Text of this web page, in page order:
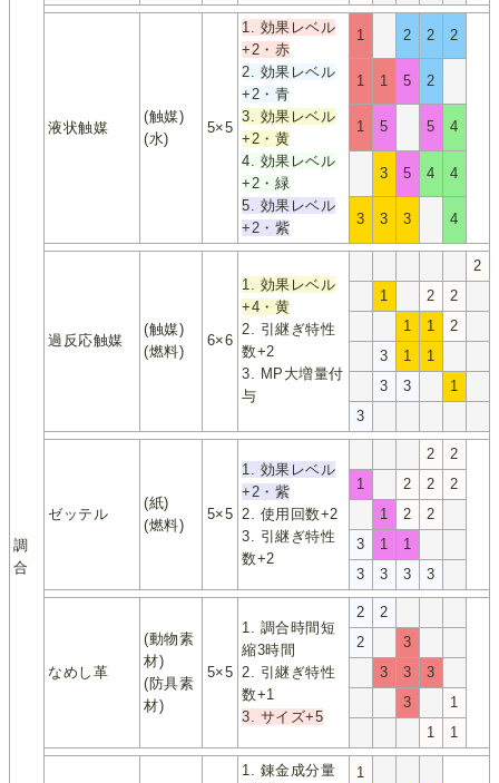
調
合
液状触媒
(触媒)
(水)
5×5
1. 効果レベル
+2・赤
2. 効果レベル
+2・青
3. 効果レベル
+2・黄
4. 効果レベル
+2・緑
5. 効果レベル
+2・紫
1 2 2 2
1 1 5 2
1 5 5 4
3 5 4 4
3 3 3 4
過反応触媒
(触媒)
(燃料)
6×6
1. 効果レベル
+4・黄
2. 引継ぎ特性
数+2
3. MP大増量付
与
2
1
2
2
1
1
2
3
1
1
3
3
1
3
ゼッテル
(紙)
(燃料)
5×5
1. 効果レベル
+2・紫
2. 使用回数+2
3. 引継ぎ特性
数+2
2
2
1
2 2
2
1
2
2
3
1
1
3
3 3 3
なめし革
(動物素
材)
(防具素
材)
5×5
1. 調合時間短
縮3時間
2. 引継ぎ特性
数+1
3. サイズ+5
2
2
2
3
3
3
3
3
1
1
1
1. 錬金成分量
1